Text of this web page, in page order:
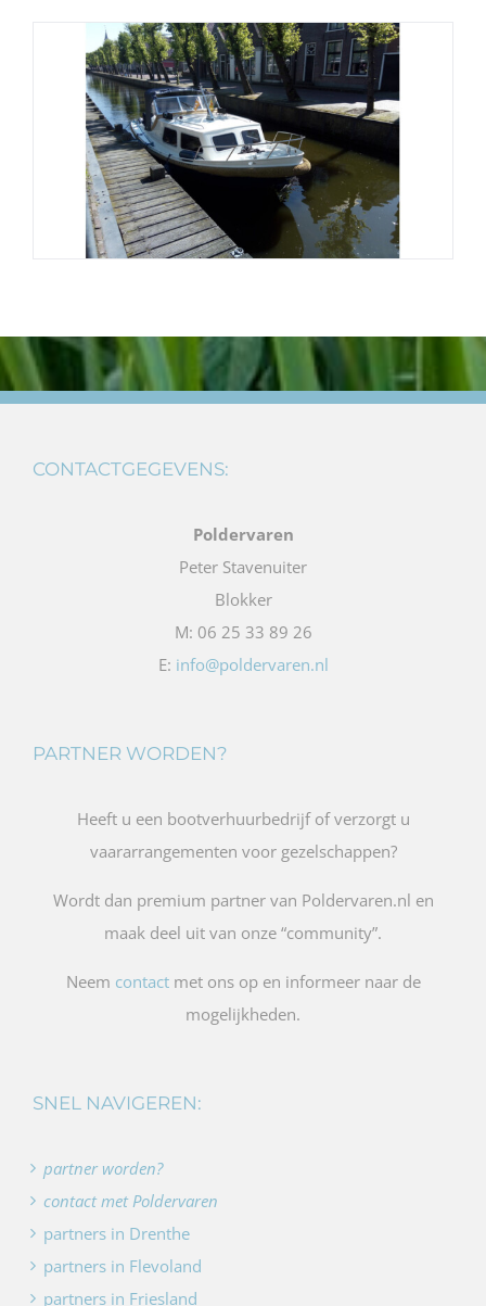
CONTACTGEGEVENS:
Poldervaren
Peter Stavenuiter
Blokker
M: 06 25 33 89 26
E: info@poldervaren.nl
PARTNER WORDEN?
Heeft u een bootverhuurbedrijf of verzorgt u
vaararrangementen voor gezelschappen?
Wordt dan premium partner van Poldervaren.nl en
maak deel uit van onze “community”.
Neem contactmet ons op en informeer naar de
mogelijkheden.
SNEL NAVIGEREN:
partner worden?
contact met Poldervaren
partners in Drenthe
partners in Flevoland
partners in Friesland